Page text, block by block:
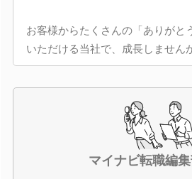
お客様からたくさんの「ありがと
いただける当社で、成長しません
マイナビ転職編集